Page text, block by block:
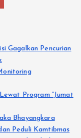
Gagalkan Pencurian
Program “Jumat
Bhayangkara
Peduli Kamtibmas